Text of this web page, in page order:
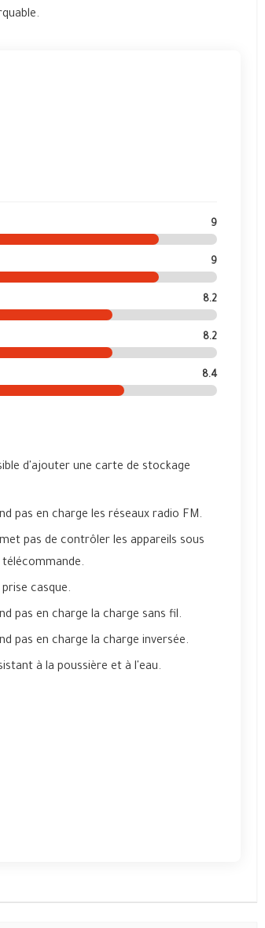
9
9
8.2
8.2
8.4
d'ajouter une carte de stockage
pas en charge les réseaux radio FM.
pas de contrôler les appareils sous
prise casque.
pas en charge la charge sans fil.
pas en charge la charge inversée.
à la poussière et à l'eau.